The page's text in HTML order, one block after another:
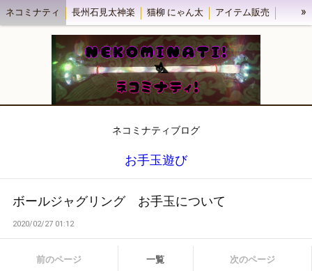
ネコミナティ 長州石見太神楽 猫柳 にゃん太 アイテム販売
ネコミナティブログ 浜田市田の浦海水浴場 海の家民宿うめや
»
ネコミナティブログ
お手玉遊び
ボールジャグリング お手玉について
2020/02/27 01:12
前のページ 一覧 次のページ